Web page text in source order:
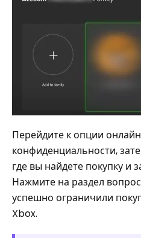
Перейдите к опции
конфиденциальности,
где вы найдете покупку и
Нажмите на раздел
успешно ограничили
Xbox.